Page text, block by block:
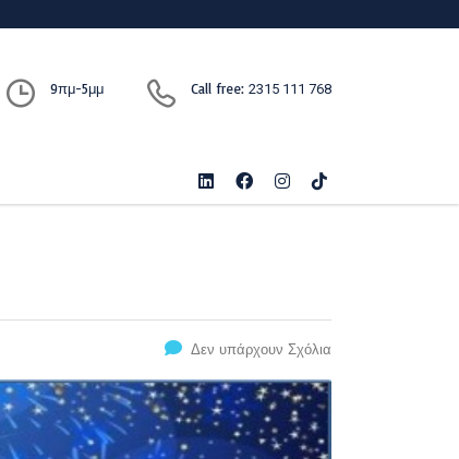
9πμ-5μμ Call free: 2315 111 768
Δεν υπάρχουν Σχόλια